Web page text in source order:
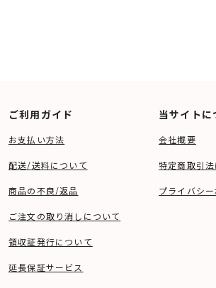
ご利用ガイド
お支払い方法
配送/送料について
商品の不良/返品
ご注文の取り消しについて
領収証発行について
延長保証サービス
当サイトに
会社概要
特定商取引
プライバシ